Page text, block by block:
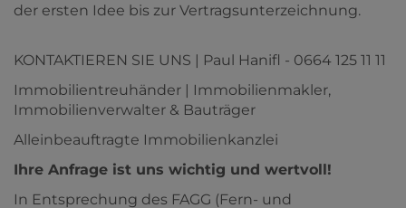
der ersten Idee bis zur Vertragsunterzeichnung.
KONTAKTIEREN SIE UNS | Paul Hanifl - 0664 125 11 11
Immobilientreuhänder | Immobilienmakler,
Immobilienverwalter & Bauträger
Alleinbeauftragte Immobilienkanzlei
Ihre Anfrage ist uns wichtig und wertvoll!
In Entsprechung des FAGG (Fern- und